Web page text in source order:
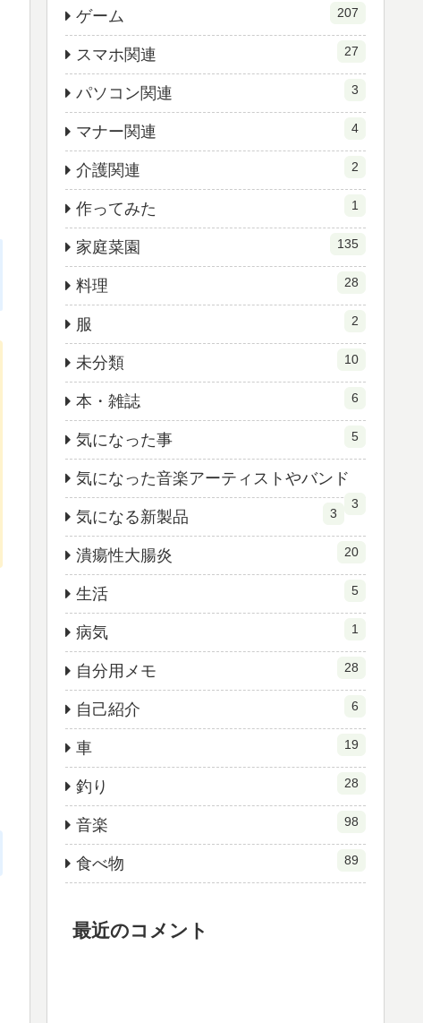
ゲーム 207
スマホ関連 27
パソコン関連 3
マナー関連 4
介護関連 2
作ってみた 1
家庭菜園 135
料理 28
服 2
未分類 10
本・雑誌 6
気になった事 5
気になった音楽アーティストやバンド
3
気になる新製品 3
潰瘍性大腸炎 20
生活 5
病気 1
自分用メモ 28
自己紹介 6
車 19
釣り 28
音楽 98
食べ物 89
最近のコメント